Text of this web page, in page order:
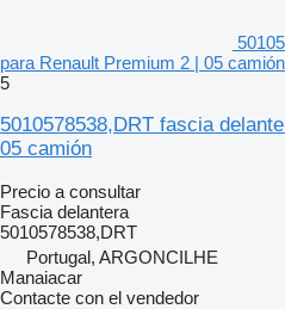
para Renault Premium 2 | 05 camión
5
5010578538,DRT fascia
05 camión
Precio a consultar
Fascia delantera
5010578538,DRT
Portugal, ARGONCILHE
Manaiacar
Contacte con el vendedor